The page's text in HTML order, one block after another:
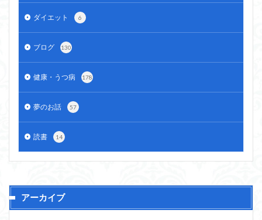
ダイエット 6
ブログ 130
健康・うつ病 178
夢のお話 57
読書 14
アーカイブ